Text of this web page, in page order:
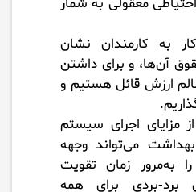
به کارمندان نشان
آن‌ها، و برای داشتن
ارزش قائل هستیم و
مزایای اجرای سیستم
می‌تواند وجهه
به‌مرور زمان تقویت
برد-بردی برای همه